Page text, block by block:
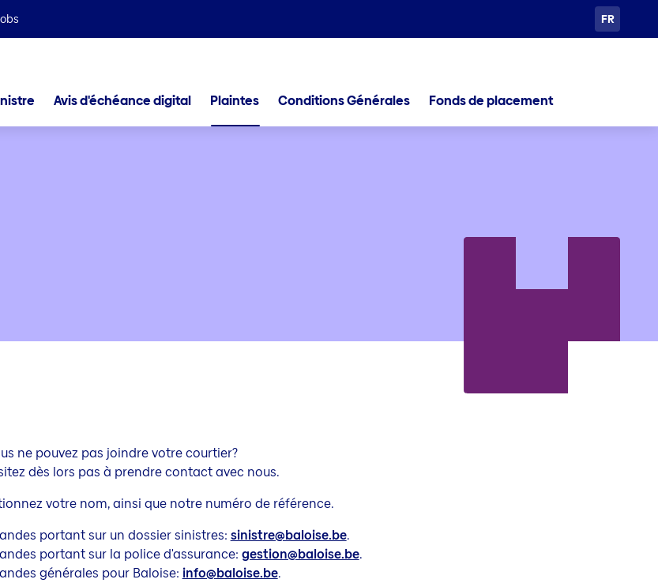
Nous faisons partie du groupe Helvetia Baloise FR
Avis d'échéance digital Plaintes Conditions Générales Fonds de placement
ne pouvez pas joindre votre courtier?
dès lors pas à prendre contact avec nous.
votre nom, ainsi que notre numéro de référence.
portant sur un dossier sinistres: sinistre@baloise.be.
portant sur la police d'assurance: gestion@baloise.be.
générales pour Baloise: info@baloise.be.